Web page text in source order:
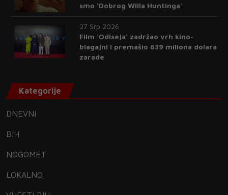
smo 'Dobrog Willa Huntinga'
27 Srp 2026
Film 'Odiseja' zadržao vrh kino-
blagajni i premašio 639 miliona dolara
zarade
Kategorije
DNEVNI
BIH
NOGOMET
LOKALNO